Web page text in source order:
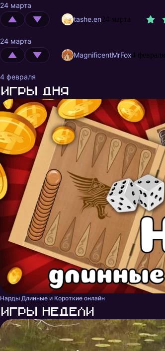
24 марта
tashe.en24 марта
24 марта
MagnificentMrFox4 февраля
4 февраля
Игры дня
Нарды Длинные и Короткие онлайн
Игры недели